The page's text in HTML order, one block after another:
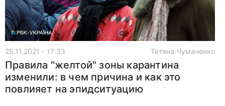
25.11.2021 - 17:33 Тетяна Чумаченко
Правила "желтой" зоны карантина
изменили: в чем причина и как это
повлияет на эпидситуацию